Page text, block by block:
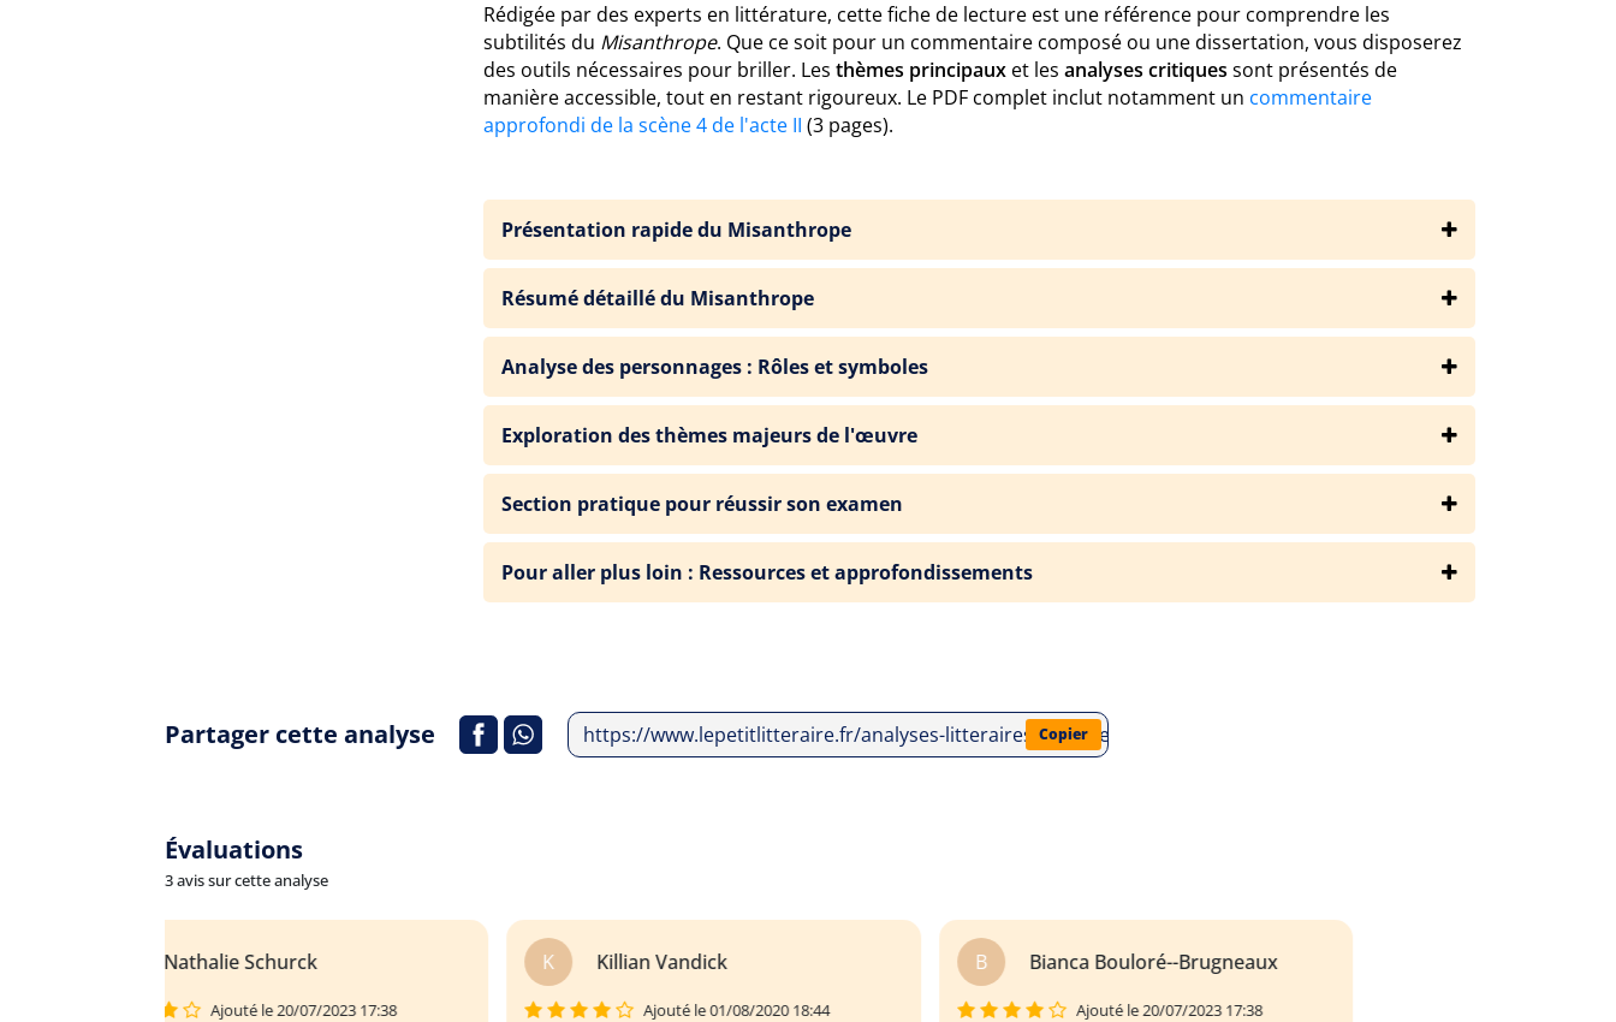
Rédigée par des experts en littérature, cette fiche de lecture est une référence pour comprendre les
subtilités du Misanthrope. Que ce soit pour un commentaire composé ou une dissertation, vous disposerez
des outils nécessaires pour briller. Les thèmes principaux et les analyses critiques sont présentés de
manière accessible, tout en restant rigoureux. Le PDF complet inclut notamment un commentaire
approfondi de la scène 4 de l'acte II (3 pages).
Présentation rapide du Misanthrope
Résumé détaillé du Misanthrope
Analyse des personnages : Rôles et symboles
Exploration des thèmes majeurs de l'œuvre
Section pratique pour réussir son examen
Pour aller plus loin : Ressources et approfondissements
Partager cette analyse https://www.lepetitlitteraire.fr/analyses-litteraires/moliere/le-misanthrope/analyse-du-livre
Copier
Évaluations
3 avis sur cette analyse
K Killian Vandick
Ajouté le 01/08/2020 18:44
B Bianca Bouloré--Brugneaux
Ajouté le 20/07/2023 17:38